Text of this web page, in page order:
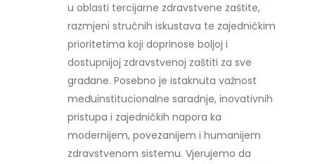
u oblasti tercijarne zdravstvene zaštite,
razmjeni stručnih iskustava te zajedničkim
prioritetima koji doprinose boljoj i
dostupnijoj zdravstvenoj zaštiti za sve
građane. Posebno je istaknuta važnost
međuinstitucionalne saradnje, inovativnih
pristupa i zajedničkih napora ka
modernijem, povezanijem i humanijem
zdravstvenom sistemu. Vjerujemo da